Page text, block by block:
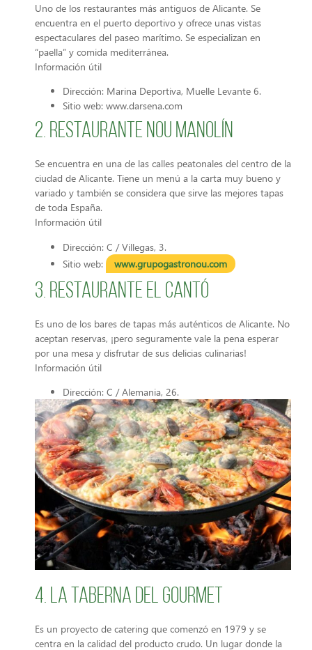
Uno de los restaurantes más antiguos de Alicante. Se
encuentra en el puerto deportivo y ofrece unas vistas
espectaculares del paseo marítimo. Se especializan en
“paella” y comida mediterránea.
Información útil
Dirección: Marina Deportiva, Muelle Levante 6.
Sitio web: www.darsena.com
2. Restaurante Nou Manolín
Se encuentra en una de las calles peatonales del centro de la
ciudad de Alicante. Tiene un menú a la carta muy bueno y
variado y también se considera que sirve las mejores tapas
de toda España.
Información útil
Dirección: C / Villegas, 3.
Sitio web:
www.grupogastronou.com
3. Restaurante El Cantó
Es uno de los bares de tapas más auténticos de Alicante. No
aceptan reservas, ¡pero seguramente vale la pena esperar
por una mesa y disfrutar de sus delicias culinarias!
Información útil
Dirección: C / Alemania, 26.
4. La Taberna del Gourmet
Es un proyecto de catering que comenzó en 1979 y se
centra en la calidad del producto crudo. Un lugar donde la